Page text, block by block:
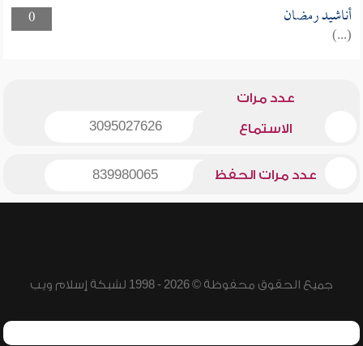
0
أناشيد رمضان
(...)
عدد مرات
الاستماع 3095027626
عدد مرات الحفظ 839980065
جميع الحقوق محفوظة © 2026 - 1998 لشبكة إسلام ويب